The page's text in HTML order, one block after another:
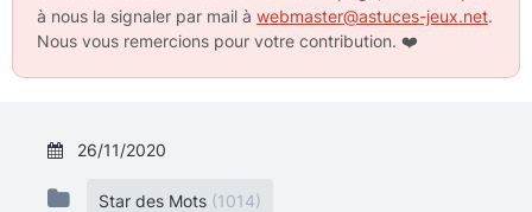
à nous la signaler par mail à webmaster@astuces-jeux.net.
Nous vous remercions pour votre contribution. ❤️
26/11/2020
Star des Mots (1014)